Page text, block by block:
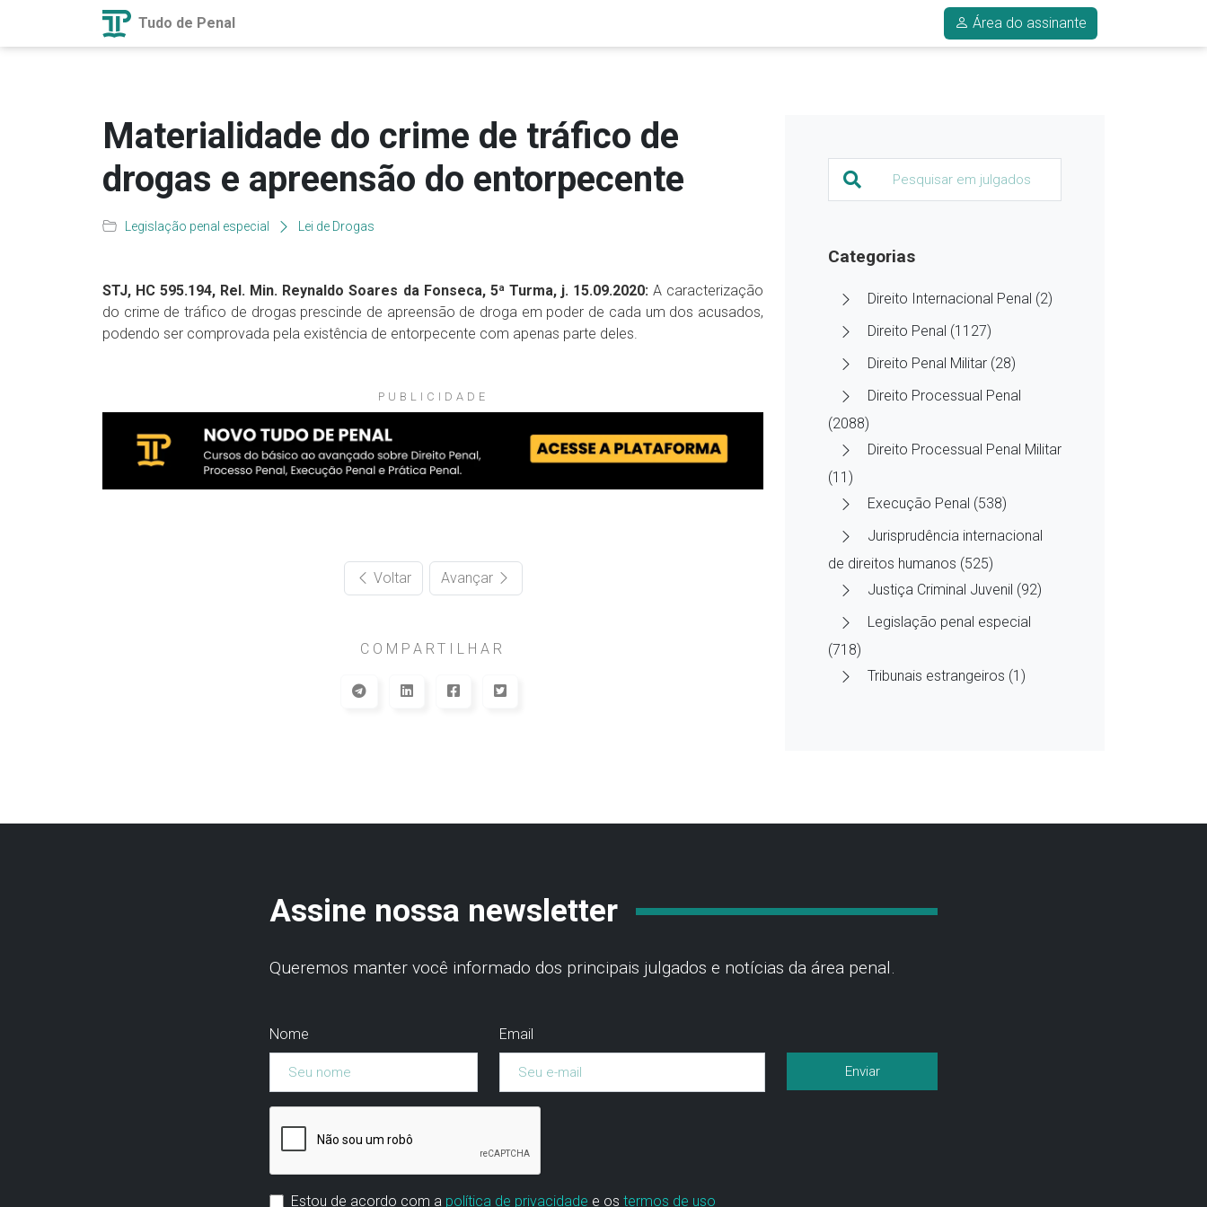
Tudo de Penal Área do assinante
Materialidade do crime de tráfico de
drogas e apreensão do entorpecente
Legislação penal especial Lei de Drogas
STJ, HC 595.194, Rel. Min. Reynaldo Soares da Fonseca, 5ª Turma, j. 15.09.2020: A caracterização
do crime de tráfico de drogas prescinde de apreensão de droga em poder de cada um dos acusados,
podendo ser comprovada pela existência de entorpecente com apenas parte deles.
PUBLICIDADE
Voltar Avançar
COMPARTILHAR
Categorias
Direito Internacional Penal (2)
Direito Penal (1127)
Direito Penal Militar (28)
Direito Processual Penal
(2088)
Direito Processual Penal Militar
(11)
Execução Penal (538)
Jurisprudência internacional
de direitos humanos (525)
Justiça Criminal Juvenil (92)
Legislação penal especial
(718)
Tribunais estrangeiros (1)
Assine nossa newsletter
Queremos manter você informado dos principais julgados e notícias da área penal.
Nome Email
Estou de acordo com a política de privacidade e os termos de uso